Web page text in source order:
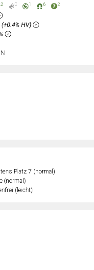
Platz 7 (normal)
(normal)
(leicht)
2 0 1 6 2
(+0.4% HV)